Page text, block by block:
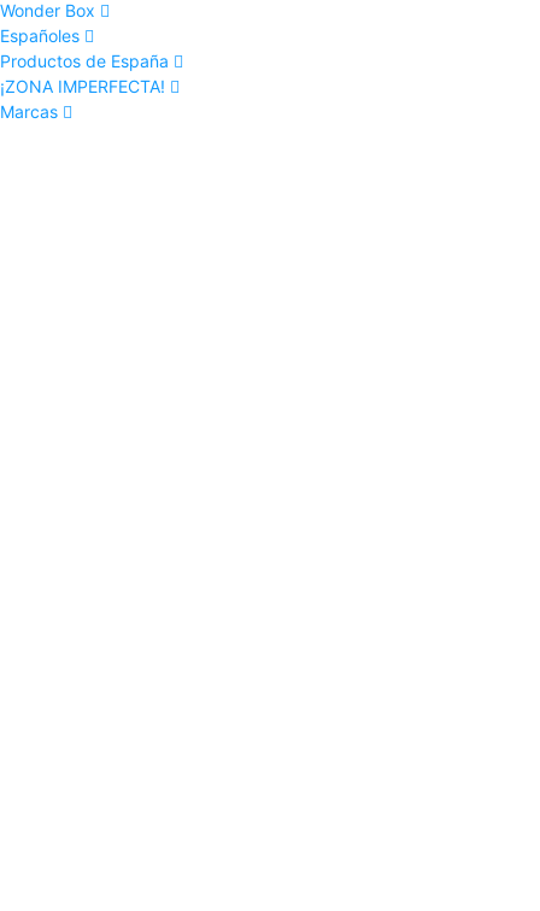
Wonder Box
Españoles
Productos de España
¡ZONA IMPERFECTA!
Marcas